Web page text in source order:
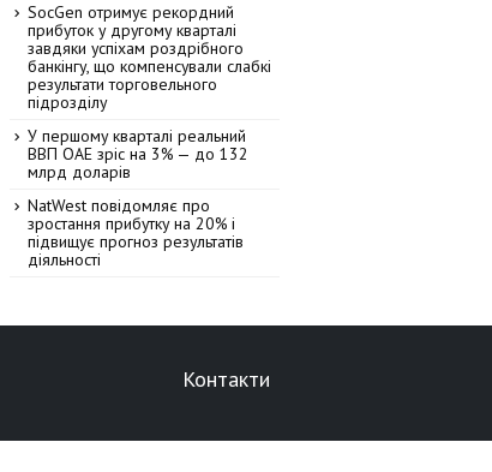
SocGen отримує рекордний
прибуток у другому кварталі
завдяки успіхам роздрібного
банкінгу, що компенсували слабкі
результати торговельного
підрозділу
У першому кварталі реальний
ВВП ОАЕ зріс на 3% — до 132
млрд доларів
NatWest повідомляє про
зростання прибутку на 20% і
підвищує прогноз результатів
діяльності
Контакти